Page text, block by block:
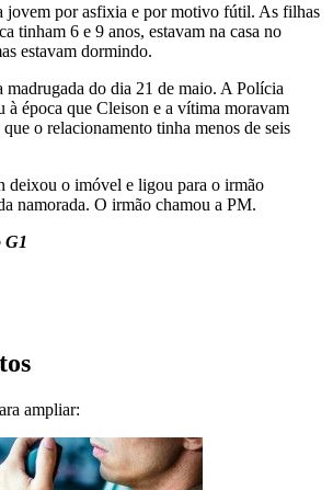
jovem por asfixia e por motivo fútil. As filhas
tinham 6 e 9 anos, estavam na casa no
estavam dormindo.
do dia 21 de maio. A Polícia
época que Cleison e a vítima moravam
que o relacionamento tinha menos de seis
deixou o imóvel e ligou para o irmão
namorada. O irmão chamou a PM.
G1
ampliar: